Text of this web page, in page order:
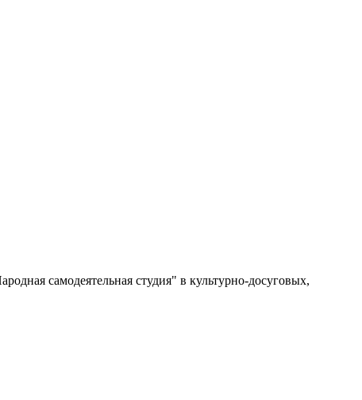
самодеятельная студия" в культурно-досуговых,